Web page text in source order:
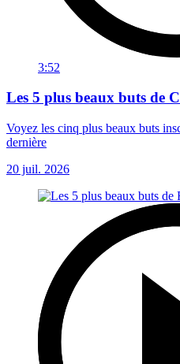
3:52
Les 5 plus beaux buts de
Voyez les cinq plus beaux buts
dernière
20 juil. 2026